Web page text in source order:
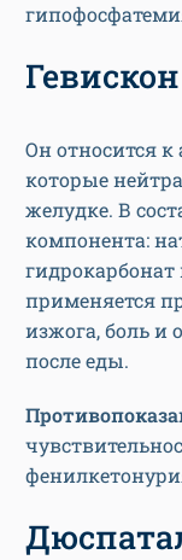
Гевискон
Он относится
которые
желудке. В
компонента:
гидрокарбонат
применяется
изжога, боль и
после еды.